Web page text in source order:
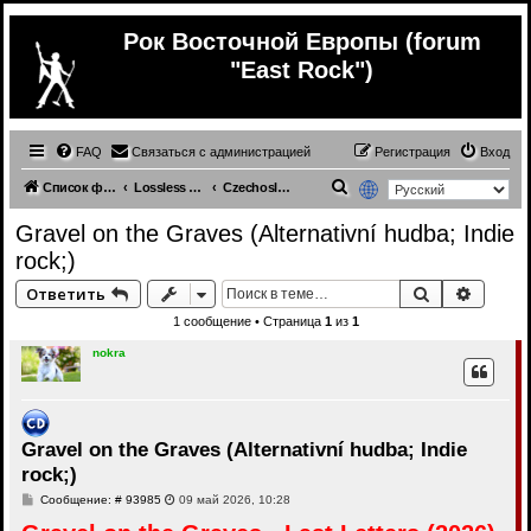
Рок Восточной Европы (forum
"East Rock")
FAQ Связаться с администрацией Вход
Регистрация
Список форумов Lossless (East Europe music) Czechoslovakia (lossless)
и
Gravel on the Graves (Alternativní hudba; Indie
rock;)
Ответить Поиск
1 сообщение • Страница 1из 1
nokra
Gravel on the Graves (Alternativní hudba; Indie
rock;)
Сообщение: # 93985С
о
09 май 2026, 10:28